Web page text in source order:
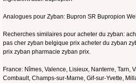
Analogues pour Zyban: Bupron SR Bupropion
Recherches similaires pour acheter du zyban:
pas cher zyban belgique prix acheter du zyban
prix zyban pharmacie zyban prix.
France: Nîmes, Valence, Lisieux, Nanterre, Tarn,
Combault, Champs-sur-Marne, Gif-sur-Yvette,